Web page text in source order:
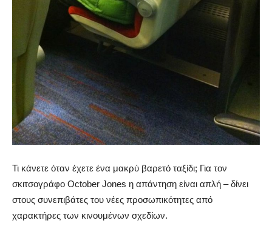
Τι κάνετε όταν έχετε ένα μακρύ βαρετό ταξίδι; Για τον
σκιτσογράφο October Jones η απάντηση είναι απλή – δίνει
στους συνεπιβάτες του νέες προσωπικότητες από
χαρακτήρες των κινουμένων σχεδίων.